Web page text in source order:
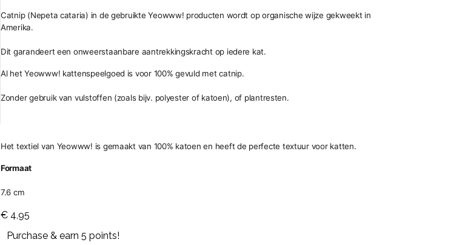
Catnip (Nepeta cataria) in de gebruikte Yeowww! producten wordt op organische wijze gekweekt in
Amerika.
Dit garandeert een onweerstaanbare aantrekkingskracht op iedere kat.
Al het Yeowww! kattenspeelgoed is voor 100% gevuld met catnip.
Zonder gebruik van vulstoffen (zoals bijv. polyester of katoen), of plantresten.
Het textiel van Yeowww! is gemaakt van 100% katoen en heeft de perfecte textuur voor katten.
Formaat
7.6 cm
€4,95
Purchase & earn 5 points!